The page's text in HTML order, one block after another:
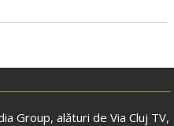
Group, alături de Via Cluj TV,